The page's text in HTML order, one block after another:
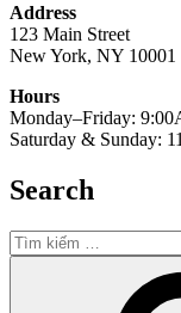
Address
123 Main Street
New York, NY 10001
Hours
Monday–Friday:
Saturday & Sunday:
Search
Tìm
kiếm: